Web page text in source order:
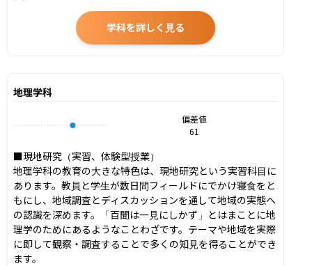
学科を詳しく見る
地理学科
偏差値
61
■現地研究（実習、体験型授業）
地理学科の教育の大きな特色は、現地研究という実習科目に
あります。教員と学生が数日間フィールドにでかけ寝食をと
もにし、地域調査とディスカッションを通して地域の実態へ
の認識を深めます。「百聞は一見にしかず」とはまことに地
理学のためにあるようなことわざです。テーマや地域を実際
に即して観察・調査することで多くの知見を得ることができ
ます。